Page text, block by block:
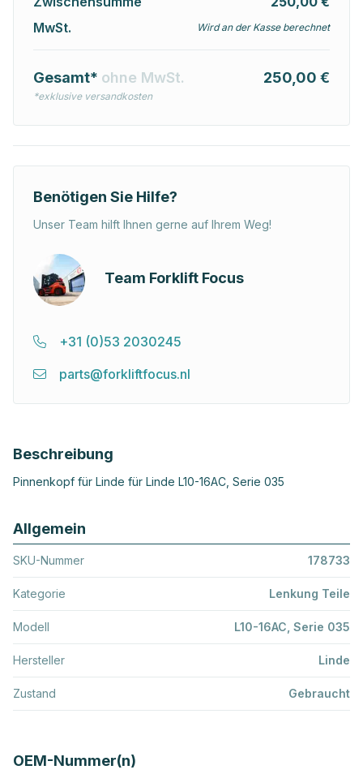
MwSt.
Wird an der Kasse berechnet
Gesamt* ohne MwSt.
*exklusive versandkosten
250,00 €
Benötigen Sie Hilfe?
Unser Team hilft Ihnen gerne auf Ihrem Weg!
Team Forklift Focus
+31 (0)53 2030245
parts@forkliftfocus.nl
Beschreibung
Pinnenkopf für Linde für Linde L10-16AC, Serie 035
Allgemein
SKU-Nummer 178733
Kategorie Lenkung Teile
Modell L10-16AC, Serie 035
Hersteller Linde
Zustand Gebraucht
OEM-Nummer(n)